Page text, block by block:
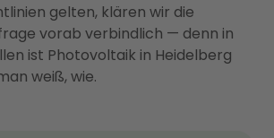
gelten, klären wir die
vorab verbindlich — denn in
ist Photovoltaik in Heidelberg
weiß, wie.